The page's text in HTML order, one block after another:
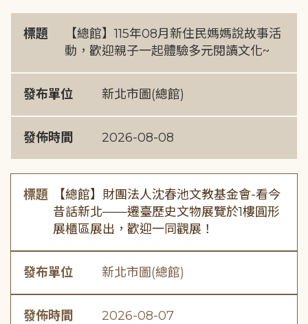
標題
【總館】115年08月新住民媽媽說故事活
動，歡迎親子一起體驗多元閱讀文化~
發布單位 新北市圖(總館)
發佈時間 2026-08-08
標題
【總館】財團法人沈春池文教基金會-看今
昔話新北——遷臺歷史文物展覽於1樓圓形
展櫃區展出，歡迎一同觀展！
發布單位 新北市圖(總館)
發佈時間 2026-08-07